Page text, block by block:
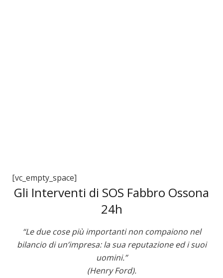
[vc_empty_space]
Gli Interventi di SOS Fabbro Ossona
24h
“Le due cose più importanti non compaiono nel
bilancio di un’impresa: la sua reputazione ed i suoi
uomini.”
(Henry Ford).